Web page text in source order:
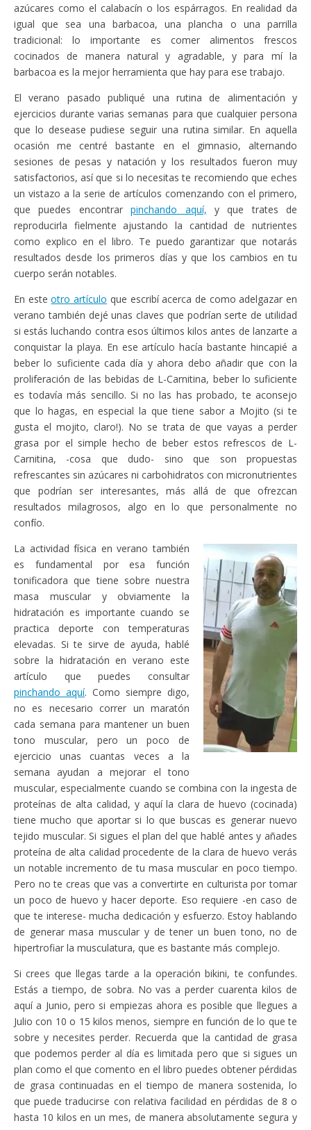
azúcares como el calabacín o los espárragos. En realidad da
igual que sea una barbacoa, una plancha o una parrilla
tradicional: lo importante es comer alimentos frescos
cocinados de manera natural y agradable, y para mí la
barbacoa es la mejor herramienta que hay para ese trabajo.
El verano pasado publiqué una rutina de alimentación y
ejercicios durante varias semanas para que cualquier persona
que lo desease pudiese seguir una rutina similar. En aquella
ocasión me centré bastante en el gimnasio, alternando
sesiones de pesas y natación y los resultados fueron muy
satisfactorios, así que si lo necesitas te recomiendo que eches
un vistazo a la serie de artículos comenzando con el primero,
que puedes encontrarpinchando aquí, y que trates de
reproducirla fielmente ajustando la cantidad de nutrientes
como explico en el libro. Te puedo garantizar que notarás
resultados desde los primeros días y que los cambios en tu
cuerpo serán notables.
En esteotro artículo que escribí acerca de como adelgazar en
verano también dejé unas claves que podrían serte de utilidad
si estás luchando contra esos últimos kilos antes de lanzarte a
conquistar la playa. En ese artículo hacía bastante hincapié a
beber lo suficiente cada día y ahora debo añadir que con la
proliferación de las bebidas de L-Carnitina, beber lo suficiente
es todavía más sencillo. Si no las has probado, te aconsejo
que lo hagas, en especial la que tiene sabor a Mojito (si te
gusta el mojito, claro!). No se trata de que vayas a perder
grasa por el simple hecho de beber estos refrescos de L-
Carnitina, -cosa que dudo- sino que son propuestas
refrescantes sin azúcares ni carbohidratos con micronutrientes
que podrían ser interesantes, más allá de que ofrezcan
resultados milagrosos, algo en lo que personalmente no
confío.
La actividad física en verano también
es fundamental por esa función
tonificadora que tiene sobre nuestra
masa muscular y obviamente la
hidratación es importante cuando se
practica deporte con temperaturas
elevadas. Si te sirve de ayuda, hablé
sobre la hidratación en verano este
artículo que puedes consultar
pinchando aquí. Como siempre digo,
no es necesario correr un maratón
cada semana para mantener un buen
tono muscular, pero un poco de
ejercicio unas cuantas veces a la
semana ayudan a mejorar el tono
muscular, especialmente cuando se combina con la ingesta de
proteínas de alta calidad, y aquí la clara de huevo (cocinada)
tiene mucho que aportar si lo que buscas es generar nuevo
tejido muscular. Si sigues el plan del que hablé antes y añades
proteína de alta calidad procedente de la clara de huevo verás
un notable incremento de tu masa muscular en poco tiempo.
Pero no te creas que vas a convertirte en culturista por tomar
un poco de huevo y hacer deporte. Eso requiere -en caso de
que te interese- mucha dedicación y esfuerzo. Estoy hablando
de generar masa muscular y de tener un buen tono, no de
hipertrofiar la musculatura, que es bastante más complejo.
Si crees que llegas tarde a la operación bikini, te confundes.
Estás a tiempo, de sobra. No vas a perder cuarenta kilos de
aquí a Junio, pero si empiezas ahora es posible que llegues a
Julio con 10 o 15 kilos menos, siempre en función de lo que te
sobre y necesites perder. Recuerda que la cantidad de grasa
que podemos perder al día es limitada pero que si sigues un
plan como el que comento en el libro puedes obtener pérdidas
de grasa continuadas en el tiempo de manera sostenida, lo
que puede traducirse con relativa facilidad en pérdidas de 8 o
hasta 10 kilos en un mes, de manera absolutamente segura y